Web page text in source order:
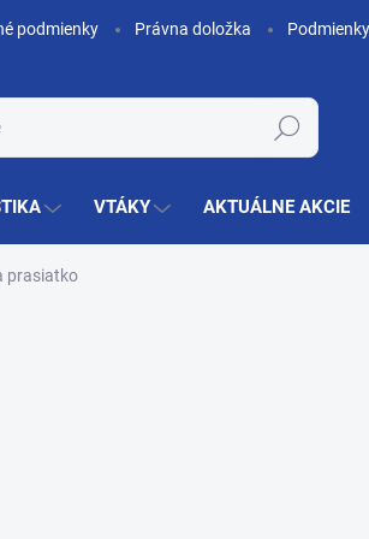
podmienky Právna doložka
Hľadať
VTÁKY AKTUÁLNE AKCIE
prasiatko